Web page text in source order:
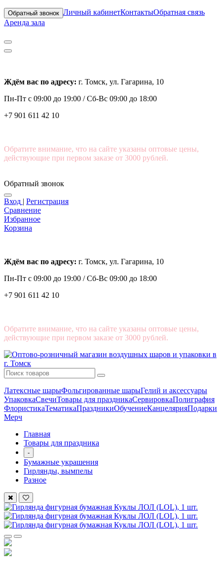
Обратный звонок Личный кабинетКонтактыОбратная связь
Аренда зала
Ждём вас по адресу: г. Томск, ул. Гагарина, 10
Пн-Пт с 09:00 до 19:00 /Сб-Вс 09:00 до 18:00
+7 901 611 42 10
Обратите внимание, что на сайте указаны оптовые цены,
действующие при первом заказе от 3000 рублей.
Обратный звонок
Вход | Регистрация
Сравнение
Избранное
Корзина
Ждём вас по адресу: г. Томск, ул. Гагарина, 10
Пн-Пт с 09:00 до 19:00 /Сб-Вс 09:00 до 18:00
+7 901 611 42 10
Обратите внимание, что на сайте указаны оптовые цены,
действующие при первом заказе от 3000 рублей.
Латексные шарыФольгированные шарыГелий и аксессуары
УпаковкаСвечиТовары для праздникаСервировкаПолиграфия
ФлористикаТематикаПраздникиОбучениеКанцелярияПодарки
Мерч
Главная
Товары для праздника
-
Бумажные украшения
Гирлянды, вымпелы
Разное